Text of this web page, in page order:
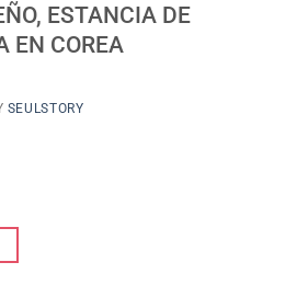
ESTANCIA DE
EN COREA
SEULSTORY